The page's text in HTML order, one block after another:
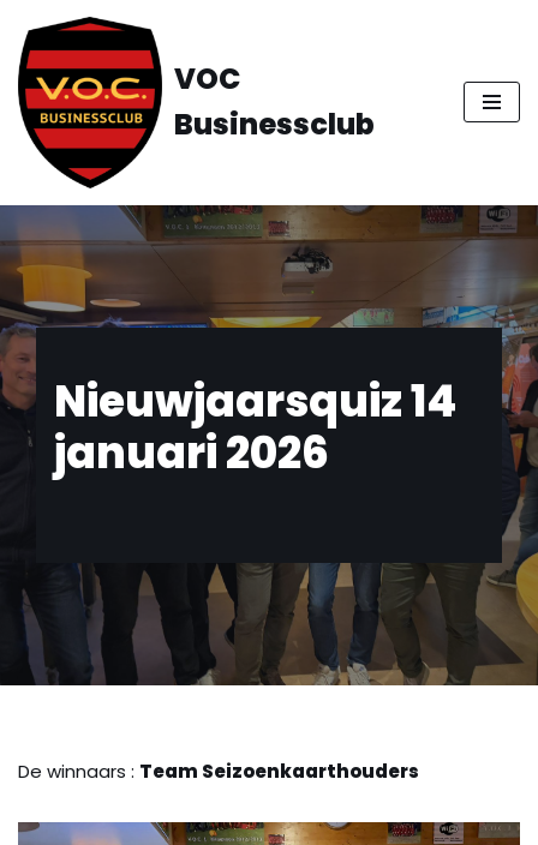
Ga
naar
de
inhoud
VOC
Businessclub
Nieuwjaarsquiz 14
januari 2026
De winnaars : Team Seizoenkaarthouders